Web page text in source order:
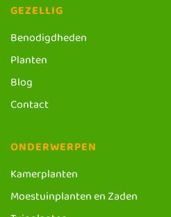
GEZELLIG
Benodigdheden
Planten
Blog
Contact
ONDERWERPEN
Kamerplanten
Moestuinplanten en Zaden